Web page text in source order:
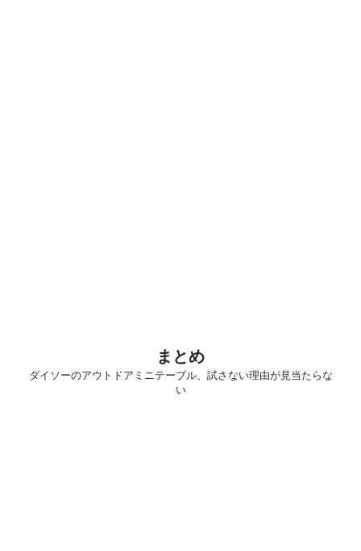
まとめ
ダイソーのアウトドアミニテーブル、試さない理由が見当たらな
い